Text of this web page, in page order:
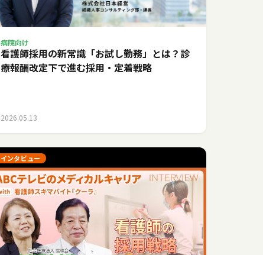
病院向け
看護師採用の新常識「お試し勤務」とは？診
療報酬改定下で進む採用・定着戦略
2026.05.13
インタビュー